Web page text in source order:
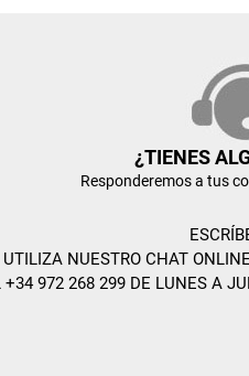
¿TIENES
Responderemos a tus
UTILIZA NUESTRO CHAT
+34 972 268 299 DE LUNES A